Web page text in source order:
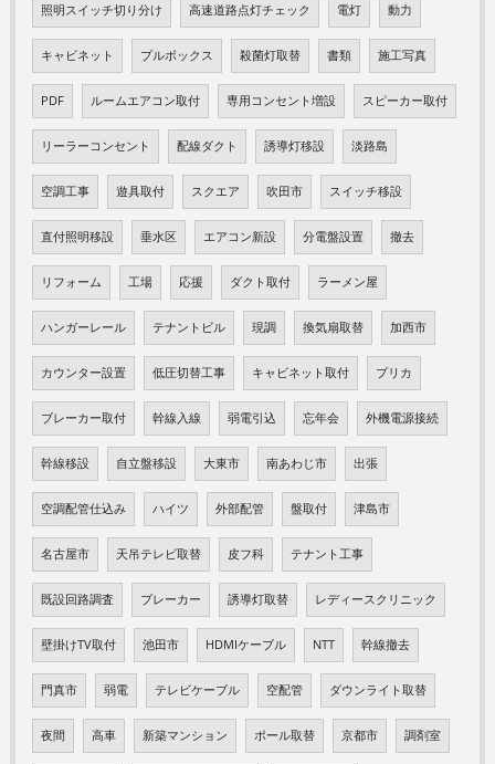
照明スイッチ切り分け 高速道路点灯チェック 電灯 動力
キャビネット プルボックス 殺菌灯取替 書類 施工写真
PDF ルームエアコン取付 専用コンセント増設 スピーカー取付
リーラーコンセント 配線ダクト 誘導灯移設 淡路島
空調工事 遊具取付 スクエア 吹田市 スイッチ移設
直付照明移設 垂水区 エアコン新設 分電盤設置 撤去
リフォーム 工場 応援 ダクト取付 ラーメン屋
ハンガーレール テナントビル 現調 換気扇取替 加西市
カウンター設置 低圧切替工事 キャビネット取付 プリカ
ブレーカー取付 幹線入線 弱電引込 忘年会 外機電源接続
幹線移設 自立盤移設 大東市 南あわじ市 出張
空調配管仕込み ハイツ 外部配管 盤取付 津島市
名古屋市 天吊テレビ取替 皮フ科 テナント工事
既設回路調査 ブレーカー 誘導灯取替 レディースクリニック
壁掛けTV取付 池田市 HDMIケーブル NTT 幹線撤去
門真市 弱電 テレビケーブル 空配管 ダウンライト取替
夜間 高車 新築マンション ポール取替 京都市 調剤室